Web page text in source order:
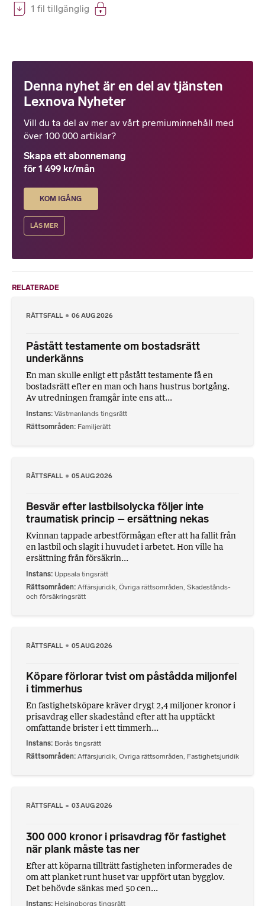
1 fil tillgänglig
Denna nyhet är en del av tjänsten
Lexnova Nyheter
Vill du ta del av mer av vårt premiuminnehåll med
över 100 000 artiklar?
Skapa ett abonnemang
för 1 499 kr/mån
KOM IGÅNG
LÄS MER
RELATERADE
RÄTTSFALL 06 AUG 2026
Påstått testamente om bostadsrätt
underkänns
En man skulle enligt ett påstått testamente få en
bostadsrätt efter en man och hans hustrus bortgång.
Av utredningen framgår inte ens att...
Instans Västmanlands tingsrätt
Rättsområden Familjerätt
RÄTTSFALL 05 AUG 2026
Besvär efter lastbilsolycka följer inte
traumatisk princip – ersättning nekas
Kvinnan tappade arbestförmågan efter att ha fallit från
en lastbil och slagit i huvudet i arbetet. Hon ville ha
ersättning från försäkrin...
Instans Uppsala tingsrätt
Rättsområden Affärsjuridik Övriga rättsområden Skadestånds-
och försäkringsrätt
RÄTTSFALL 05 AUG 2026
Köpare förlorar tvist om påstådda miljonfel
i timmerhus
En fastighetsköpare kräver drygt 2,4 miljoner kronor i
prisavdrag eller skadestånd efter att ha upptäckt
omfattande brister i ett timmerh...
Instans Borås tingsrätt
Rättsområden Affärsjuridik, Övriga rättsområden, Fastighetsjuridik
RÄTTSFALL 03 AUG 2026
300 000 kronor i prisavdrag för fastighet
när plank måste tas ner
Efter att köparna tillträtt fastigheten informerades de
om att planket runt huset var uppfört utan bygglov.
Det behövde sänkas med 50 cen...
Instans Helsingborgs tingsrätt